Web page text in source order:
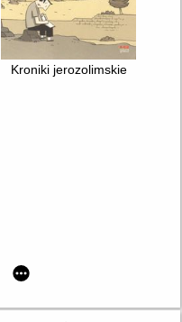
Kroniki jerozolimskie